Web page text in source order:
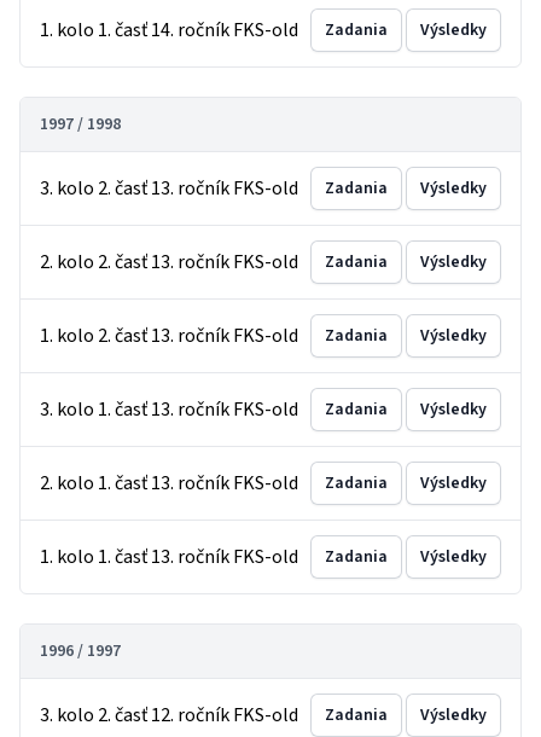
1. kolo 1. časť 14. ročník FKS-old Zadania Výsledky
1997 / 1998
3. kolo 2. časť 13. ročník FKS-old Zadania Výsledky
2. kolo 2. časť 13. ročník FKS-old Zadania Výsledky
1. kolo 2. časť 13. ročník FKS-old Zadania Výsledky
3. kolo 1. časť 13. ročník FKS-old Zadania Výsledky
2. kolo 1. časť 13. ročník FKS-old Zadania Výsledky
1. kolo 1. časť 13. ročník FKS-old Zadania Výsledky
1996 / 1997
3. kolo 2. časť 12. ročník FKS-old Zadania Výsledky